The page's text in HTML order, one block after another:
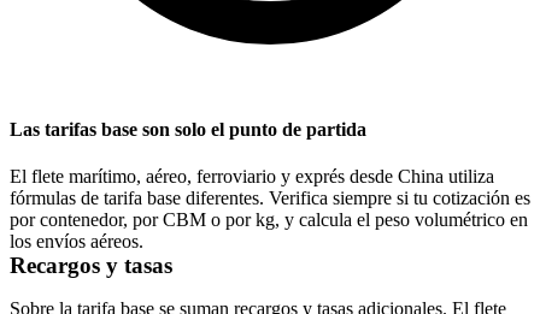
Las tarifas base son solo el punto de partida
El flete marítimo, aéreo, ferroviario y exprés desde China utiliza
fórmulas de tarifa base diferentes. Verifica siempre si tu cotización es
por contenedor, por CBM o por kg, y calcula el peso volumétrico en
los envíos aéreos.
Recargos y tasas
Sobre la tarifa base se suman recargos y tasas adicionales. El flete